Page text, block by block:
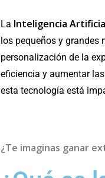
La Inteligencia
los pequeños y grandes
personalización de la
eficiencia y aumentar
esta tecnología está
¿Te imaginas ganar